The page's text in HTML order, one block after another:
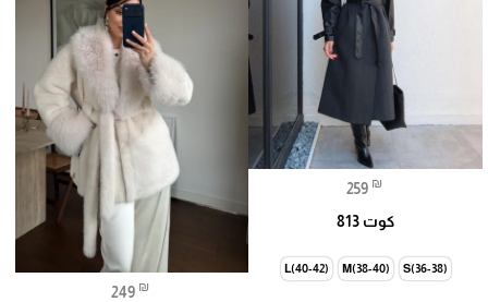
259 ₪
كوت 813
S(36-38)
M(38-40)
L(40-42)
249 ₪